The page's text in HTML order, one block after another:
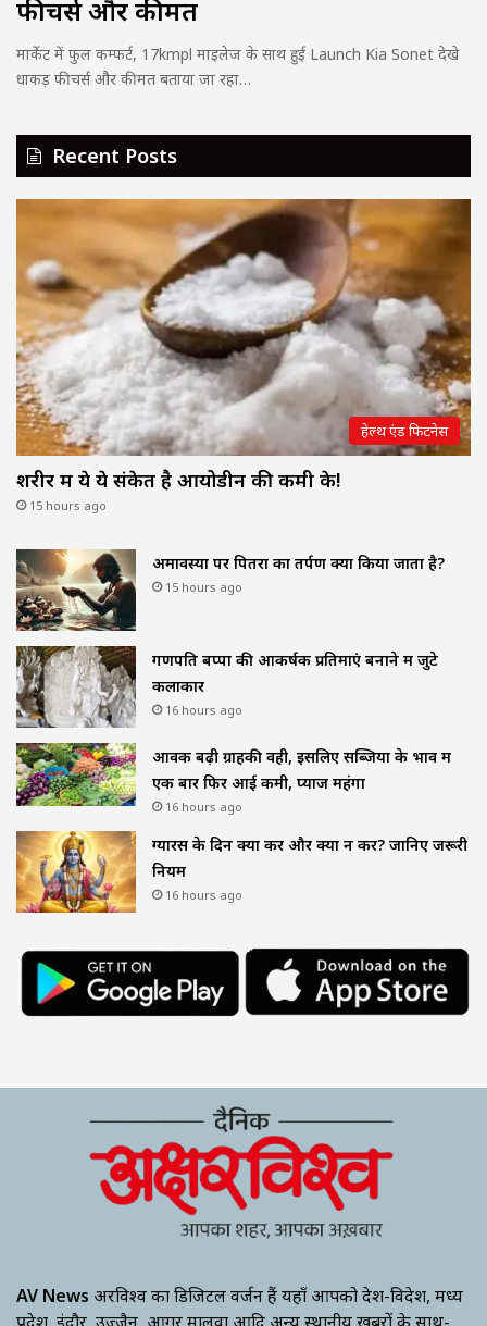
फीचर्स और कीमत
मार्केट में फुल कम्फर्ट, 17kmpl माइलेज के साथ हुई Launch Kia Sonet देखे
धाकड़ फीचर्स और कीमत बताया जा रहा…
Recent Posts
हेल्थ एंड फिटनेस
शरीर में ये ये संकेत है आयोडीन की कमी के!
15 hours ago
अमावस्या पर पितरों का तर्पण क्यों किया जाता है?
15 hours ago
गणपति बप्पा की आकर्षक प्रतिमाएं बनाने में जुटे
कलाकार
16 hours ago
आवक बढ़ी ग्राहकी वही, इसलिए सब्जियों के भाव में
एक बार फिर आई कमी, प्याज महंगा
16 hours ago
ग्यारस के दिन क्या करें और क्या न करें? जानिए जरूरी
नियम
16 hours ago
AV News अक्षरविश्व का डिजिटल वर्जन हैं यहाँ आपको देश-विदेश, मध्य